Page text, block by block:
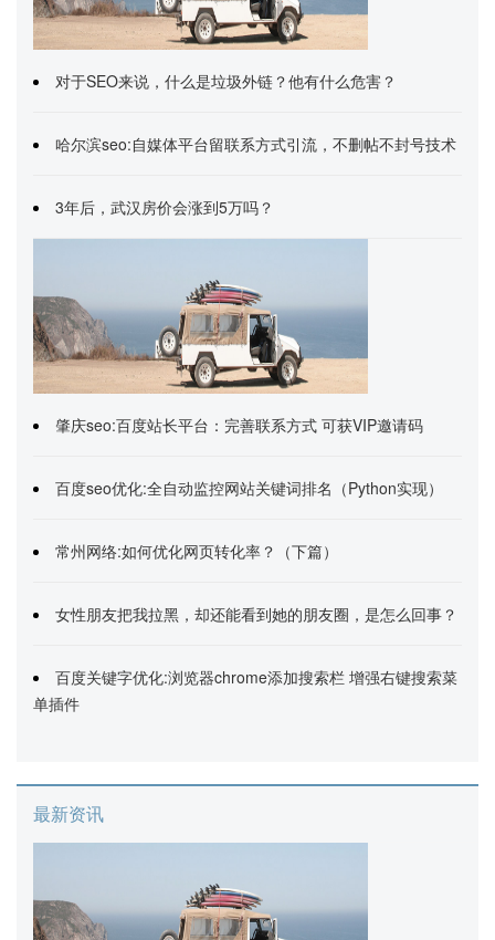
对于SEO来说，什么是垃圾外链？他有什么危害？
哈尔滨seo:自媒体平台留联系方式引流，不删帖不封号技术
3年后，武汉房价会涨到5万吗？
肇庆seo:百度站长平台：完善联系方式 可获VIP邀请码
百度seo优化:全自动监控网站关键词排名（Python实现）
常州网络:如何优化网页转化率？（下篇）
女性朋友把我拉黑，却还能看到她的朋友圈，是怎么回事？
百度关键字优化:浏览器chrome添加搜索栏 增强右键搜索菜
单插件
最新资讯